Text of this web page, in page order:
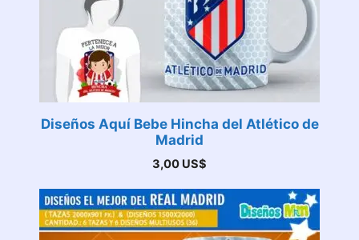
Diseños Aquí Bebe Hincha del Atlético de
Madrid
3,00 US$